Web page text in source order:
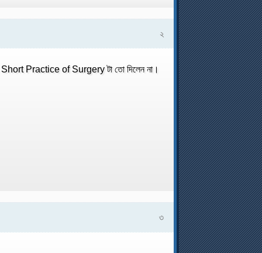
২
Practice of Surgery টা তো দিলেন না।
৩